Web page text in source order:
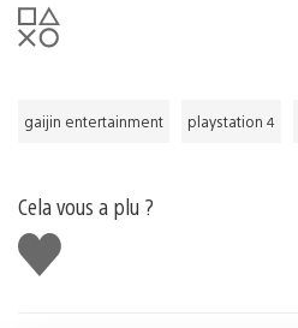
gaijin entertainment playstation 4
Cela vous a plu ?
J'aime